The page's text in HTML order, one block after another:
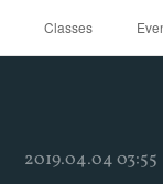
Classes
2019.04.04 03:55